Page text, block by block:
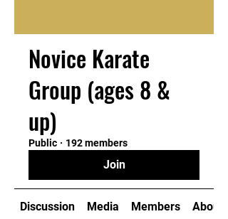
Novice Karate
Group (ages 8 &
up)
Public · 192 members
Join
Discussion Media Members About